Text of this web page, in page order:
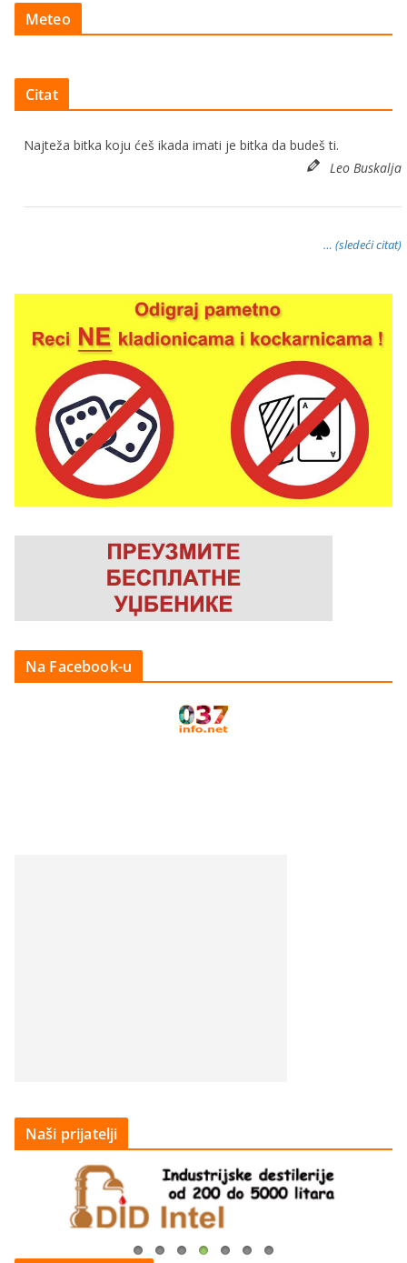
Meteo
Citat
Najteža bitka koju ćeš ikada imati je bitka da budeš ti.
Leo Buskalja
… (sledeći citat)
Na Facebook-u
Naši prijatelji